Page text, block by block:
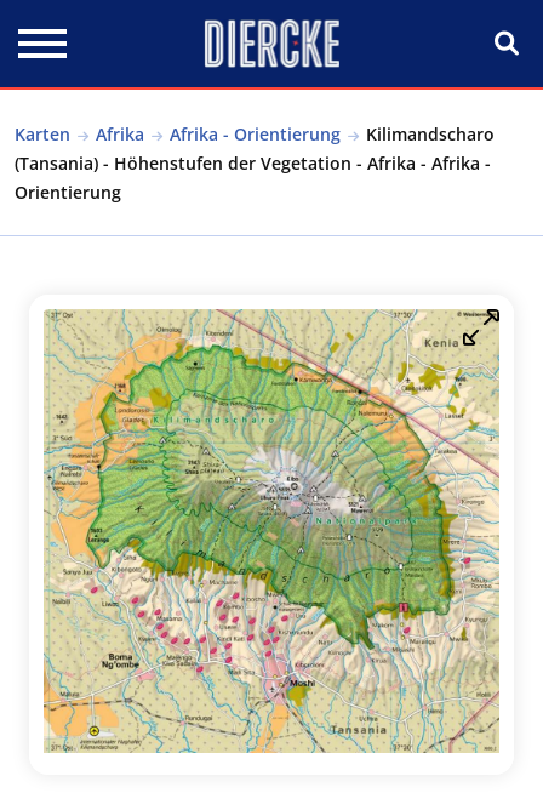
Karten Afrika Afrika - Orientierung
Kilimandscharo
(Tansania) - Höhenstufen der Vegetation - Afrika - Afrika -
Orientierung